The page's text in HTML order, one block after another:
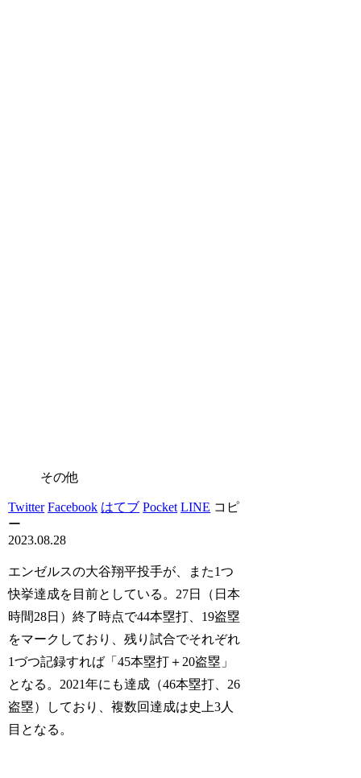
その他
Twitter Facebook はてブ Pocket LINE コピ
ー
2023.08.28
エンゼルスの大谷翔平投手が、また1つ
快挙達成を目前としている。27日（日本
時間28日）終了時点で44本塁打、19盗塁
をマークしており、残り試合でそれぞれ
1づつ記録すれば「45本塁打＋20盗塁」
となる。2021年にも達成（46本塁打、26
盗塁）しており、複数回達成は史上3人
目となる。